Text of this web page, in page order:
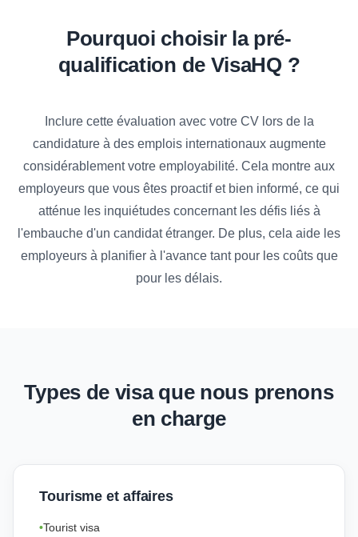
Pourquoi choisir la pré-
qualification de VisaHQ ?
Inclure cette évaluation avec votre CV lors de la
candidature à des emplois internationaux augmente
considérablement votre employabilité. Cela montre aux
employeurs que vous êtes proactif et bien informé, ce qui
atténue les inquiétudes concernant les défis liés à
l'embauche d'un candidat étranger. De plus, cela aide les
employeurs à planifier à l'avance tant pour les coûts que
pour les délais.
Types de visa que nous prenons
en charge
Tourisme et affaires
Tourist visa